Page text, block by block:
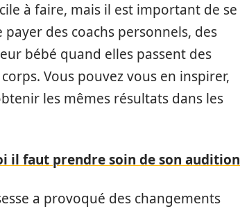
à faire, mais il est important de se
des coachs personnels, des
bébé quand elles passent des
Vous pouvez vous en inspirer,
les mêmes résultats dans les
il faut prendre soin de son audition
a provoqué des changements